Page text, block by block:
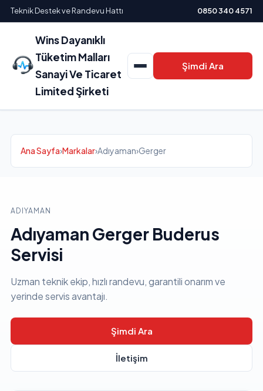
Teknik Destek ve Randevu Hattı 0850 340 4571
Wins Dayanıklı
Tüketim Malları
Sanayi Ve Ticaret
Limited Şirketi
Şimdi Ara
Ana Sayfa›Markalar›Adıyaman›Gerger
ADIYAMAN
Adıyaman Gerger Buderus
Servisi
Uzman teknik ekip, hızlı randevu, garantili onarım ve
yerinde servis avantajı.
Şimdi Ara
İletişim